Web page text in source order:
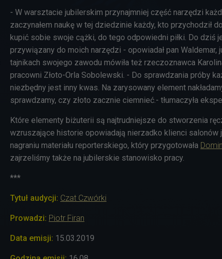
- W warsztacie jubilerskim przynajmniej część narzędzi
zaczynałem naukę w tej dziedzinie każdy, kto przychodził
kupić sobie swoje cążki, do tego odpowiedni piłki. Do dziś
przywiązany do moich narzędzi - opowiadał pan Waldemar,
tajnikach swojego zawodu mówiła też rzeczoznawca
pracowni Złoto-Orla Sobolewski. - Do sprawdzania próby
niezbędny jest inny kwas. Na zarysowany element
sprawdzamy, czy złoto zacznie ciemnieć.- tłumaczyła
Które elementy biżuterii są najtrudniejsze do stworzenia
wzruszające historie opowiadają nierzadko klienci salonów
nagraniu materiału reporterskiego, który przygotowała
zajrzeliśmy także na jubilerskie stanowisko pracy.
***
Tytuł audycji: Czat Czwórki
Prowadzi: Piotr Firan
Data emisji: 15.03.2019